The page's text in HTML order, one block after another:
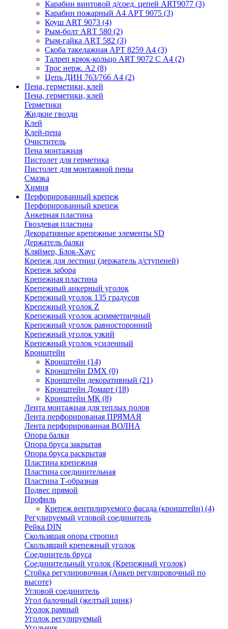
Карабин винтовой д/соед. цепей ART9077 (3)
Карабин пожарный А4 АРТ 9075 (3)
Коуш ART 9073 (4)
Рым-болт АRТ 580 (2)
Рым-гайка АRТ 582 (3)
Скоба такелажная АРТ 8259 А4 (3)
Талреп крюк-кольцо ART 9072 С A4 (2)
Трос нерж. А2 (8)
Цепь ДИН 763/766 А4 (2)
Пена, герметики, клей
Пена, герметики, клей
Герметики
Жидкие гвозди
Клей
Клей-пена
Очиститель
Пена монтажная
Пистолет для герметика
Пистолет для монтажной пены
Смазка
Химия
Перфорированный крепеж
Перфорированный крепеж
Анкерная пластина
Гвоздевая пластина
Декоративные крепежные элементы SD
Держатель балки
Кляймер, Блок-Хаус
Крепеж для лестниц (держатель д/ступеней)
Крепеж забора
Крепежная пластина
Крепежный анкерный уголок
Крепежный уголок 135 градусов
Крепежный уголок Z
Крепежный уголок асимметричный
Крепежный уголок равносторонний
Крепежный уголок узкий
Крепежный уголок усиленный
Кронштейн
Кронштейн (14)
Кронштейн DMX (0)
Кронштейн декоративный (21)
Кронштейн Домарт (18)
Кронштейн МК (8)
Лента монтажная для теплых полов
Лента перфорированая ПРЯМАЯ
Лента перфорированная ВОЛНА
Опора балки
Опора бруса закрытая
Опора бруса раскрытая
Пластина крепежная
Пластина соединительная
Пластина Т-образная
Подвес прямой
Профиль
Крепеж вентилируемого фасада (кронштейн) (4)
Регулируемый угловой соединитель
Рейка DIN
Скользящая опора стропил
Скользящий крепежный уголок
Соединитель бруса
Соединительный уголок (Крепежный уголок)
Стойка регулировочная (Анкер регулировочный по
высоте)
Угловой соединитель
Угол балочный (желтый цинк)
Уголок рамный
Уголок регулируемый